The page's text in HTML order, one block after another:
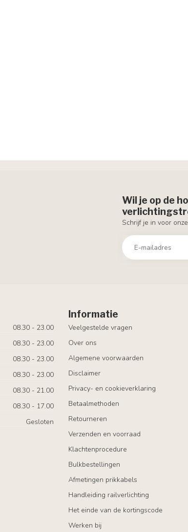
Wil je op de
Schrijf je in voor
08.30 - 23.00
08.30 - 23.00
08.30 - 23.00
08.30 - 23.00
08.30 - 21.00
08.30 - 17.00
Gesloten
Informatie
Veelgestelde vragen
Over ons
Algemene voorwaarden
Disclaimer
Privacy- en cookieverklaring
Betaalmethoden
Retourneren
Verzenden en voorraad
Klachtenprocedure
Bulkbestellingen
Afmetingen prikkabels
Handleiding railverlichting
Het einde van de kortingscode
Werken bij